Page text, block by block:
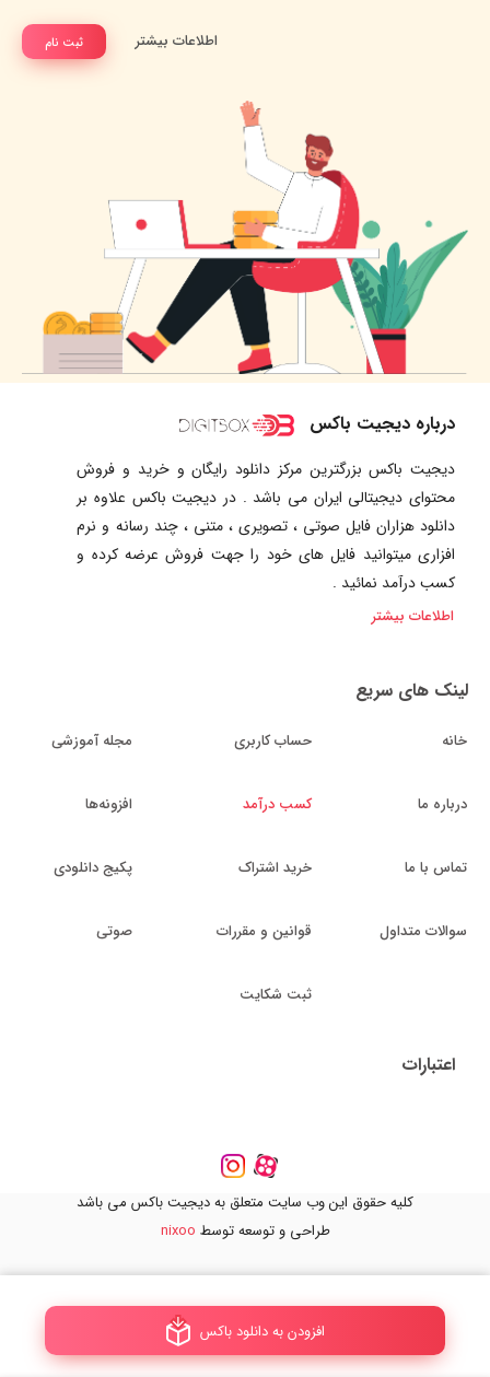
افزودن به دانلود باکس
ثبت نام اطلاعات بیشتر
درباره دیجیت باکس
دیجیت باکس بزرگترین مرکز دانلود رایگان و خرید و فروش
محتوای دیجیتالی ایران می باشد . در دیجیت باکس علاوه بر
دانلود هزاران فایل صوتی ، تصویری ، متنی ، چند رسانه و نرم
افزاری میتوانید فایل های خود را جهت فروش عرضه کرده و
کسب درآمد نمائید .
اطلاعات بیشتر
لینک های سریع
خانه
درباره ما
تماس با ما
سوالات متداول
حساب کاربری
کسب درآمد
خرید اشتراک
قوانین و مقررات
ثبت شکایت
مجله آموزشی
افزونه‌ها
پکیج دانلودی
صوتی
اعتبارات
کلیه حقوق این وب سایت متعلق به دیجیت باکس می باشد
طراحی و توسعه توسط nixoo